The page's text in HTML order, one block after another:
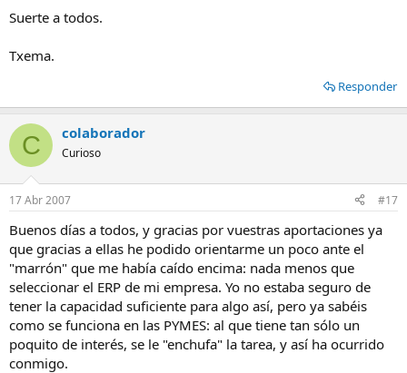
Suerte a todos.
Txema.
Responder
C colaborador
Curioso
17 Abr 2007 #17
Buenos días a todos, y gracias por vuestras aportaciones ya
que gracias a ellas he podido orientarme un poco ante el
"marrón" que me había caído encima: nada menos que
seleccionar el ERP de mi empresa. Yo no estaba seguro de
tener la capacidad suficiente para algo así, pero ya sabéis
como se funciona en las PYMES: al que tiene tan sólo un
poquito de interés, se le "enchufa" la tarea, y así ha ocurrido
conmigo.